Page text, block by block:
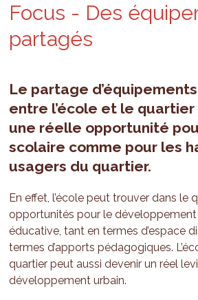
Focus - Des
par­ta­gés
Le partage
entre l’école et le
une réelle opportunité
scolaire comme pour les
usagers du quartier.
En effet, l’école peut trouver dans le
opportunités pour le développement
éducative, tant en termes d’espace
termes d’apports pédagogiques.
quartier peut aussi devenir un réel
développement urbain.